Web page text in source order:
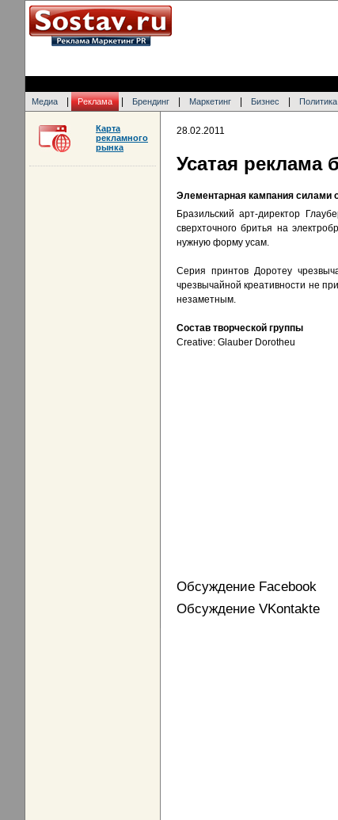
Медиа Реклама Брендинг Маркетинг Бизнес
28.02.2011
Усатая реклама
Элементарная кампания силами
Бразильский арт-директор
сверхточного бритья на
нужную форму усам.
Серия принтов Доротеу
чрезвычайной креативности не
незаметным.
Состав творческой группы
Creative: Glauber Dorotheu
Обсуждение Facebook
Обсуждение VKontakte
Карта
рекламного
рынка